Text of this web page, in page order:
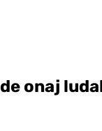
onaj